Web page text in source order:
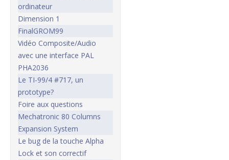
ordinateur
Dimension 1
FinalGROM99
Vidéo Composite/Audio
avec une interface PAL
PHA2036
Le TI-99/4 #717, un
prototype?
Foire aux questions
Mechatronic 80 Columns
Expansion System
Le bug de la touche Alpha
Lock et son correctif